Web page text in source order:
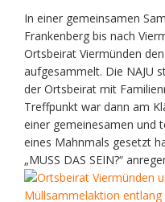
In einer gemeinsamen
Frankenberg bis nach
Ortsbeirat Viermünden
aufgesammelt. Die NAJU
der Ortsbeirat mit
Treffpunkt war dann am
einer gemeinesamen und
eines Mahnmals gesetzt
„MUSS DAS SEIN?“